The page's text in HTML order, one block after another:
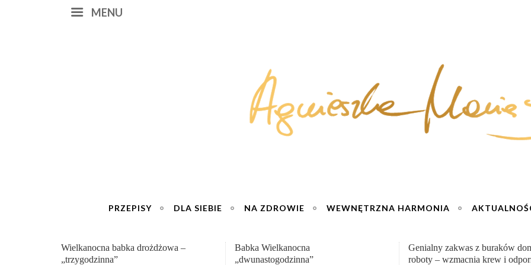
MENU
PRZEPISY DLA SIEBIE NA ZDROWIE WEWNĘTRZNA HARMONIA
Babka Wielkanocna
„dwunastogodzinna”
Genialny zakwas z buraków domowej
roboty – wzmacnia krew i odporność
„Przemiana” Podróż do siły i